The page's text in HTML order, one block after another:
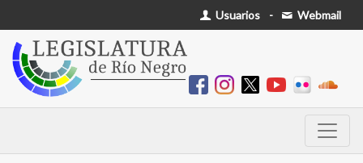
Usuarios - Webmail